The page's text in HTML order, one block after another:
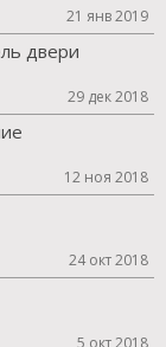
21 янв 2019
двери
29 дек 2018
12 ноя 2018
24 окт 2018
5 окт 2018